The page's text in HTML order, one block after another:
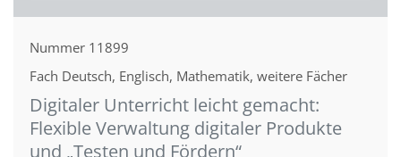
Nummer 11899
Fach Deutsch, Englisch, Mathematik, weitere Fächer
Digitaler Unterricht leicht gemacht:
Flexible Verwaltung digitaler Produkte
und „Testen und Fördern“